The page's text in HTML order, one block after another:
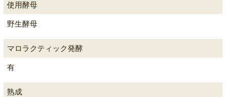
使用酵母
野生酵母
マロラクティック発酵
有
熟成